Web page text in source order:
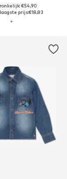
€54,90
prijs:€18,83